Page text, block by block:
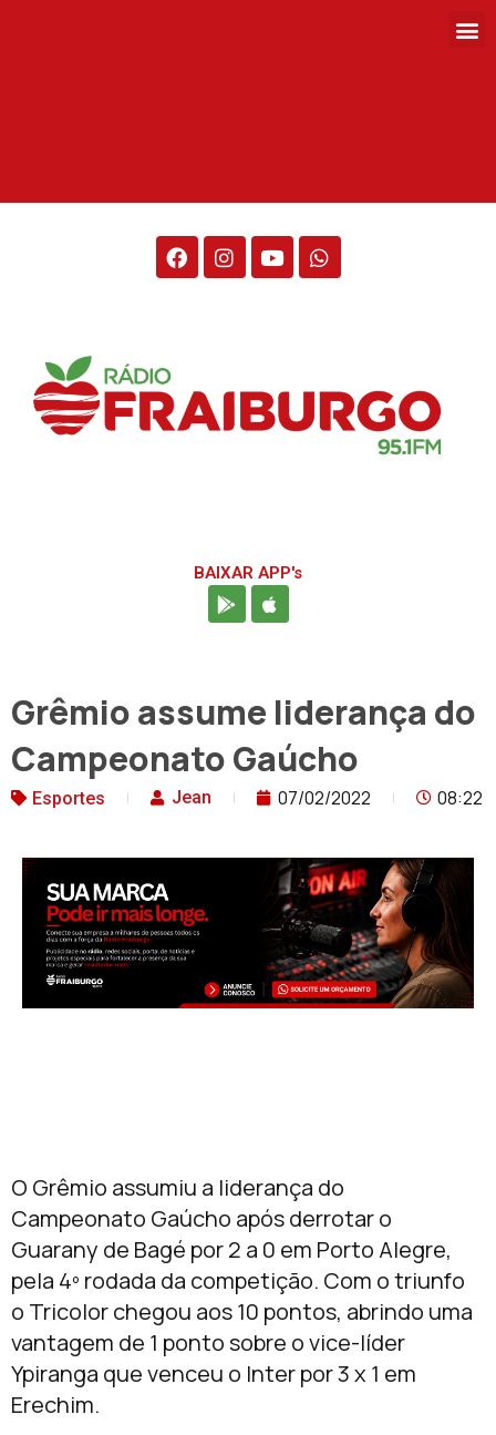
BAIXAR APP's
Grêmio assume liderança do
Campeonato Gaúcho
Esportes Jean 07/02/2022 08:22
O Grêmio assumiu a liderança do
Campeonato Gaúcho após derrotar o
Guarany de Bagé por 2 a 0 em Porto Alegre,
pela 4º rodada da competição. Com o triunfo
o Tricolor chegou aos 10 pontos, abrindo uma
vantagem de 1 ponto sobre o vice-líder
Ypiranga que venceu o Inter por 3 x 1 em
Erechim.